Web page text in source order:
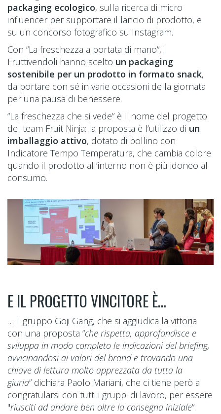
packaging ecologico, sulla ricerca di micro
influencer per supportare il lancio di prodotto, e
su un concorso fotografico su Instagram.
Con “La freschezza a portata di mano”, I
Fruttivendoli hanno scelto un packaging
sostenibile per un prodotto in formato snack,
da portare con sé in varie occasioni della giornata
per una pausa di benessere.
“La freschezza che si vede” è il nome del progetto
del team Fruit Ninja: la proposta è l’utilizzo di un
imballaggio attivo, dotato di bollino con
Indicatore Tempo Temperatura, che cambia colore
quando il prodotto all’interno non è più idoneo al
consumo.
E IL PROGETTO VINCITORE È…
… il gruppo Goji Gang, che si aggiudica la vittoria
con una proposta “che rispetta, approfondisce e
sviluppa in modo completo le indicazioni del briefing,
avvicinandosi ai valori del brand e trovando una
chiave di lettura molto apprezzata da tutta la
giuria” dichiara Paolo Mariani, che ci tiene però a
congratularsi con tutti i gruppi di lavoro, per essere
"riusciti ad andare ben oltre la consegna iniziale”.